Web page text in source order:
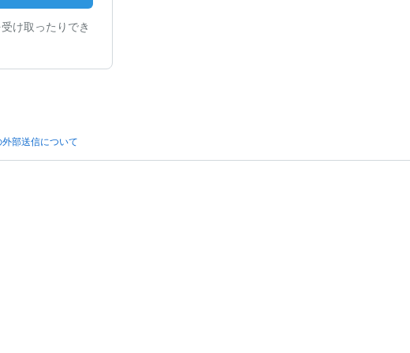
け取ったりでき
部送信について